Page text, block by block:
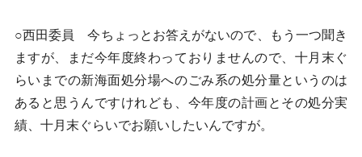
○西田委員 今ちょっとお答えがないので、もう一つ聞き
ますが、まだ今年度終わっておりませんので、十月末ぐ
らいまでの新海面処分場へのごみ系の処分量というのは
あると思うんですけれども、今年度の計画とその処分実
績、十月末ぐらいでお願いしたいんですが。